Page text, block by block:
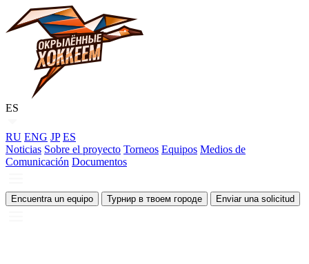
ES
RU ENG JP ES
Noticias Sobre el proyecto Torneos Equipos Medios de
Comunicación Documentos
Encuentra un equipo Турнир в твоем городе Enviar una solicitud